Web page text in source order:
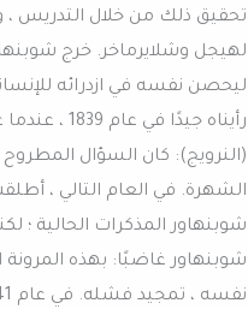
تحقيق ذلك من خلال التدريس
لهيجل وشلايرماخر. خرج
ليحصن نفسه في ازدرائه
رأيناه
(النرويج): كان السؤال
الشهرة. في العام التالي ،
شوبنهاور المذكرات الحالية ؛
شوبنهاور غاضبًا: بهذه المرونة